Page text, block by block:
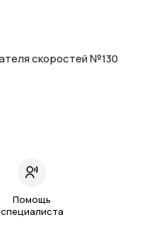
Помощь
специалиста